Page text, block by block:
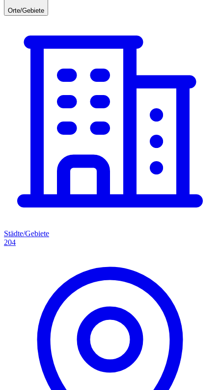
Orte/Gebiete
Städte/Gebiete
204